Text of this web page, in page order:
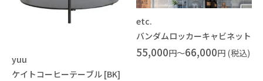
yuu
ケイトコーヒーテーブル [BK]
etc.
バンダムロッカーキャビネット
55,000円～66,000円 (税込)